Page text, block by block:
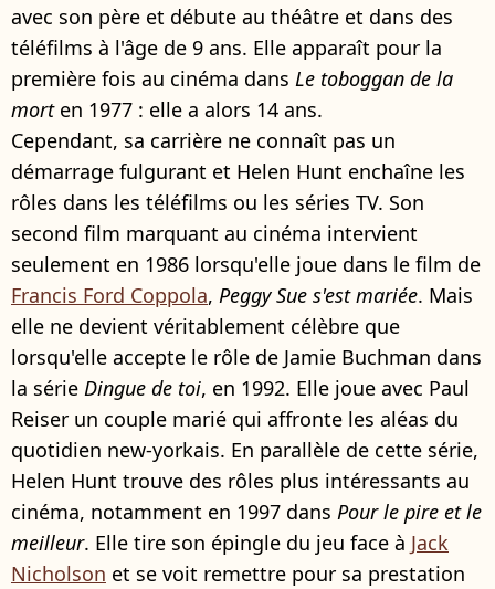
avec son père et débute au théâtre et dans des
téléfilms à l'âge de 9 ans. Elle apparaît pour la
première fois au cinéma dans Le toboggan de la
mort en 1977 : elle a alors 14 ans.
Cependant, sa carrière ne connaît pas un
démarrage fulgurant et Helen Hunt enchaîne les
rôles dans les téléfilms ou les séries TV. Son
second film marquant au cinéma intervient
seulement en 1986 lorsqu'elle joue dans le film de
Francis Ford Coppola, Peggy Sue s'est mariée. Mais
elle ne devient véritablement célèbre que
lorsqu'elle accepte le rôle de Jamie Buchman dans
la série Dingue de toi, en 1992. Elle joue avec Paul
Reiser un couple marié qui affronte les aléas du
quotidien new-yorkais. En parallèle de cette série,
Helen Hunt trouve des rôles plus intéressants au
cinéma, notamment en 1997 dans Pour le pire et le
meilleur. Elle tire son épingle du jeu face à Jack
Nicholson et se voit remettre pour sa prestation